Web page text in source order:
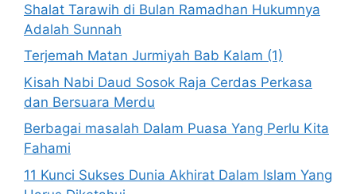
Shalat Tarawih di Bulan Ramadhan Hukumnya
Adalah Sunnah
Terjemah Matan Jurmiyah Bab Kalam (1)
Kisah Nabi Daud Sosok Raja Cerdas Perkasa
dan Bersuara Merdu
Berbagai masalah Dalam Puasa Yang Perlu Kita
Fahami
11 Kunci Sukses Dunia Akhirat Dalam Islam Yang